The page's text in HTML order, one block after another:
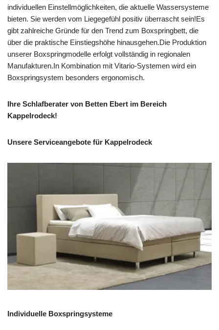
individuellen Einstellmöglichkeiten, die aktuelle Wassersysteme
bieten. Sie werden vom Liegegefühl positiv überrascht sein!Es
gibt zahlreiche Gründe für den Trend zum Boxspringbett, die
über die praktische Einstiegshöhe hinausgehen.Die Produktion
unserer Boxspringmodelle erfolgt vollständig in regionalen
Manufakturen.In Kombination mit Vitario-Systemen wird ein
Boxspringsystem besonders ergonomisch.
Ihre Schlafberater von Betten Ebert im Bereich
Kappelrodeck!
Unsere Serviceangebote für Kappelrodeck
Individuelle Boxspringsysteme